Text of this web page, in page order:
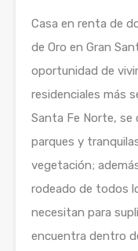
Casa en renta de
de Oro en Gran
oportunidad de
residenciales más
Santa Fe Norte, se
parques y
vegetación;
rodeado de todos
necesitan para
encuentra dentro